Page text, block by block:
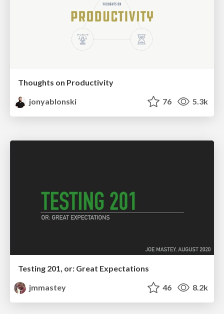
Thoughts on Productivity
jonyablonski
76 5.3k
Testing 201, or: Great Expectations
jmmastey
46 8.2k